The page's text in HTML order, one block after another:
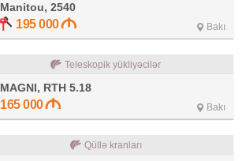
Manitou, 2540
195 000 Bakı
Teleskopik yükliyəcilər
MAGNI, RTH 5.18
165 000 Bakı
Qüllə kranları